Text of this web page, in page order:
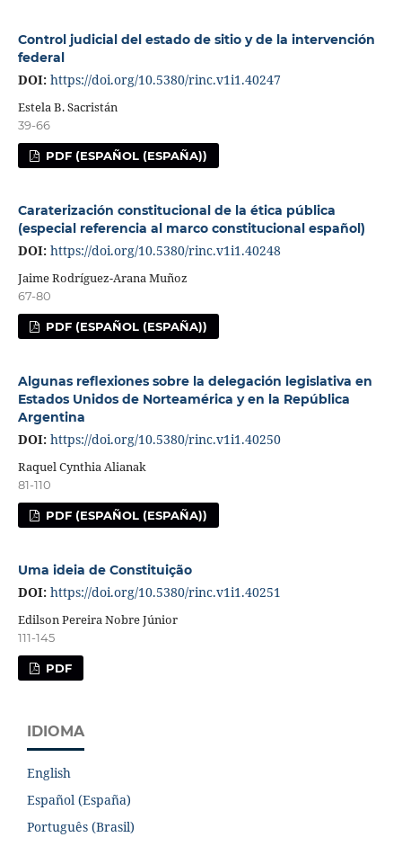
Control judicial del estado de sitio y de la intervención
federal
DOI: https://doi.org/10.5380/rinc.v1i1.40247
Estela B. Sacristán
39-66
PDF (ESPAÑOL (ESPAÑA))
Caraterización constitucional de la ética pública
(especial referencia al marco constitucional español)
DOI: https://doi.org/10.5380/rinc.v1i1.40248
Jaime Rodríguez-Arana Muñoz
67-80
PDF (ESPAÑOL (ESPAÑA))
Algunas reflexiones sobre la delegación legislativa en
Estados Unidos de Norteamérica y en la República
Argentina
DOI: https://doi.org/10.5380/rinc.v1i1.40250
Raquel Cynthia Alianak
81-110
PDF (ESPAÑOL (ESPAÑA))
Uma ideia de Constituição
DOI: https://doi.org/10.5380/rinc.v1i1.40251
Edilson Pereira Nobre Júnior
111-145
PDF
IDIOMA
English
Español (España)
Português (Brasil)